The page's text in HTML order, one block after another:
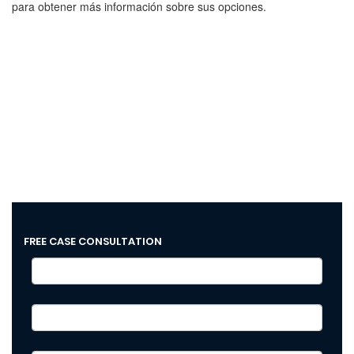
para obtener más información sobre sus opciones.
FREE CASE CONSULTATION